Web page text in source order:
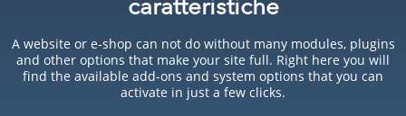
caratteristiche
A website or e-shop can not do without many modules, plugins
and other options that make your site full. Right here you will
find the available add-ons and system options that you can
activate in just a few clicks.